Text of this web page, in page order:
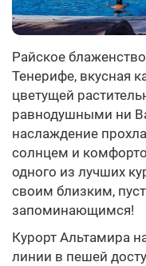
Райское
Тенерифе, вкусная
цветущей
равнодушными ни
наслаждение
солнцем и
одного из лучших
своим близким,
запоминающимся!
Курорт Альтамира
линии в пешей